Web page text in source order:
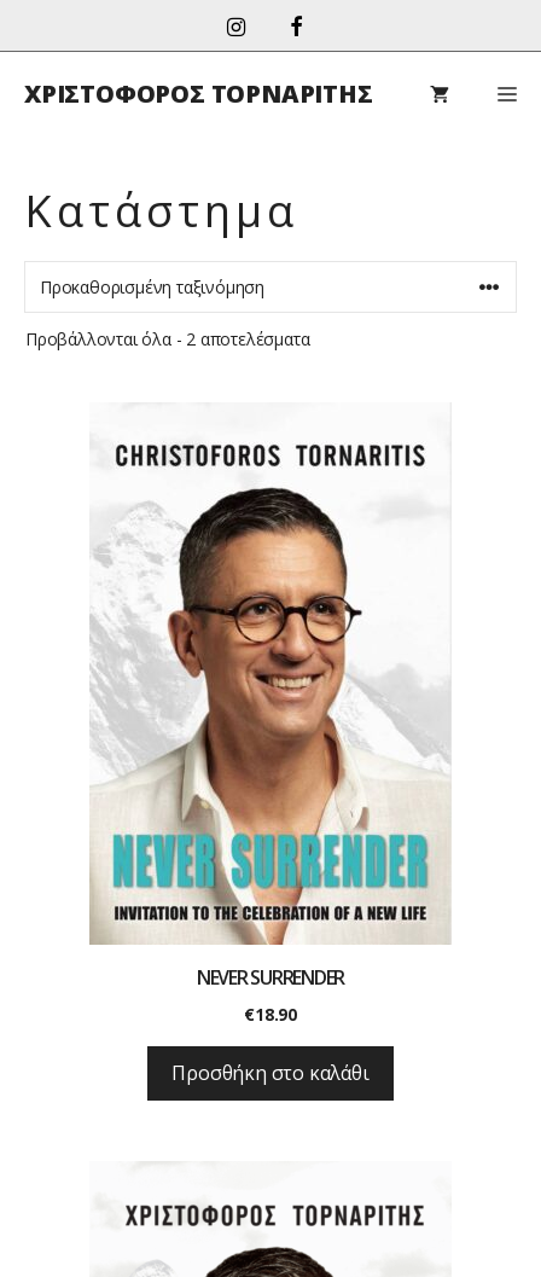
ΧΡΙΣΤΟΦΟΡΟΣ ΤΟΡΝΑΡΙΤΗΣ
Κατάστημα
Προβάλλονται όλα - 2 αποτελέσματα
NEVER SURRENDER
€18.90
Προσθήκη στο καλάθι